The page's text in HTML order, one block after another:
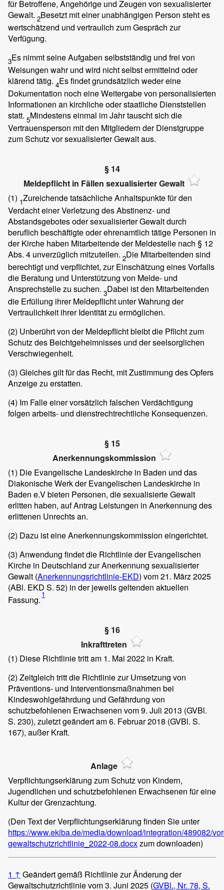
für Betroffene, Angehörige und Zeugen von sexualisierter
Gewalt. 2Besetzt mit einer unabhängigen Person steht es
wertschätzend und vertraulich zum Gespräch zur
Verfügung.
3Es nimmt seine Aufgaben selbstständig und frei von
Weisungen wahr und wird nicht selbst ermittelnd oder
klärend tätig. 4Es findet grundsätzlich weder eine
Dokumentation noch eine Weitergabe von personalisierten
Informationen an kirchliche oder staatliche Dienststellen
statt. 5Mindestens einmal im Jahr tauscht sich die
Vertrauensperson mit den Mitgliedern der Dienstgruppe
zum Schutz vor sexualisierter Gewalt aus.
§ 14
Meldepflicht in Fällen sexualisierter Gewalt
(1) 1Zureichende tatsächliche Anhaltspunkte für den
Verdacht einer Verletzung des Abstinenz- und
Abstandsgebotes oder sexualisierter Gewalt durch
beruflich beschäftigte oder ehrenamtlich tätige Personen in
der Kirche haben Mitarbeitende der Meldestelle nach § 12
Abs. 4 unverzüglich mitzuteilen. 2Die Mitarbeitenden sind
berechtigt und verpflichtet, zur Einschätzung eines Vorfalls
die Beratung und Unterstützung von Melde- und
Ansprechstelle zu suchen. 3Dabei ist den Mitarbeitenden
die Erfüllung ihrer Meldepflicht unter Wahrung der
Vertraulichkeit ihrer Identität zu ermöglichen.
(2) Unberührt von der Meldepflicht bleibt die Pflicht zum
Schutz des Beichtgeheimnisses und der seelsorglichen
Verschwiegenheit.
(3) Gleiches gilt für das Recht, mit Zustimmung des Opfers
Anzeige zu erstatten.
(4) Im Falle einer vorsätzlich falschen Verdächtigung
folgen arbeits- und dienstrechtrechtliche Konsequenzen.
§ 15
Anerkennungskommission
(1) Die Evangelische Landeskirche in Baden und das
Diakonische Werk der Evangelischen Landeskirche in
Baden e.V bieten Personen, die sexualisierte Gewalt
erlitten haben, auf Antrag Leistungen in Anerkennung des
erlittenen Unrechts an.
(2) Dazu ist eine Anerkennungskommission eingerichtet.
(3) Anwendung findet die Richtlinie der Evangelischen
Kirche in Deutschland zur Anerkennung sexualisierter
Gewalt (Anerkennungsrichtlinie-EKD) vom 21. März 2025
(ABl. EKD S. 52) in der jeweils geltenden aktuellen
Fassung. 1
§ 16
Inkrafttreten
(1) Diese Richtlinie tritt am 1. Mai 2022 in Kraft.
(2) Zeitgleich tritt die Richtlinie zur Umsetzung von
Präventions- und Interventionsmaßnahmen bei
Kindeswohlgefährdung und Gefährdung von
schutzbefohlenen Erwachsenen vom 9. Juli 2013 (GVBl.
S. 230), zuletzt geändert am 6. Februar 2018 (GVBl. S.
167), außer Kraft.
Anlage
Verpflichtungserklärung zum Schutz von Kindern,
Jugendlichen und schutzbefohlenen Erwachsenen für eine
Kultur der Grenzachtung.
(Den Text der Verpflichtungserklärung finden Sie unter
https://www.ekiba.de/media/download/integration/489082/
gewaltschutzrichtlinie_2022-08.docxzum downloaden)
1 ↑ Geändert gemäß Richtlinie zur Änderung der
Gewaltschutzrichtlinie vom 3. Juni 2025 (GVBl., Nr. 78, S.